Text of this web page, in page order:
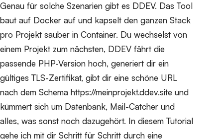
Genau für solche Szenarien gibt es DDEV. Das Tool
baut auf Docker auf und kapselt den ganzen Stack
pro Projekt sauber in Container. Du wechselst von
einem Projekt zum nächsten, DDEV fährt die
passende PHP-Version hoch, generiert dir ein
gültiges TLS-Zertifikat, gibt dir eine schöne URL
nach dem Schema https://meinprojekt.ddev.site und
kümmert sich um Datenbank, Mail-Catcher und
alles, was sonst noch dazugehört. In diesem Tutorial
gehe ich mit dir Schritt für Schritt durch eine